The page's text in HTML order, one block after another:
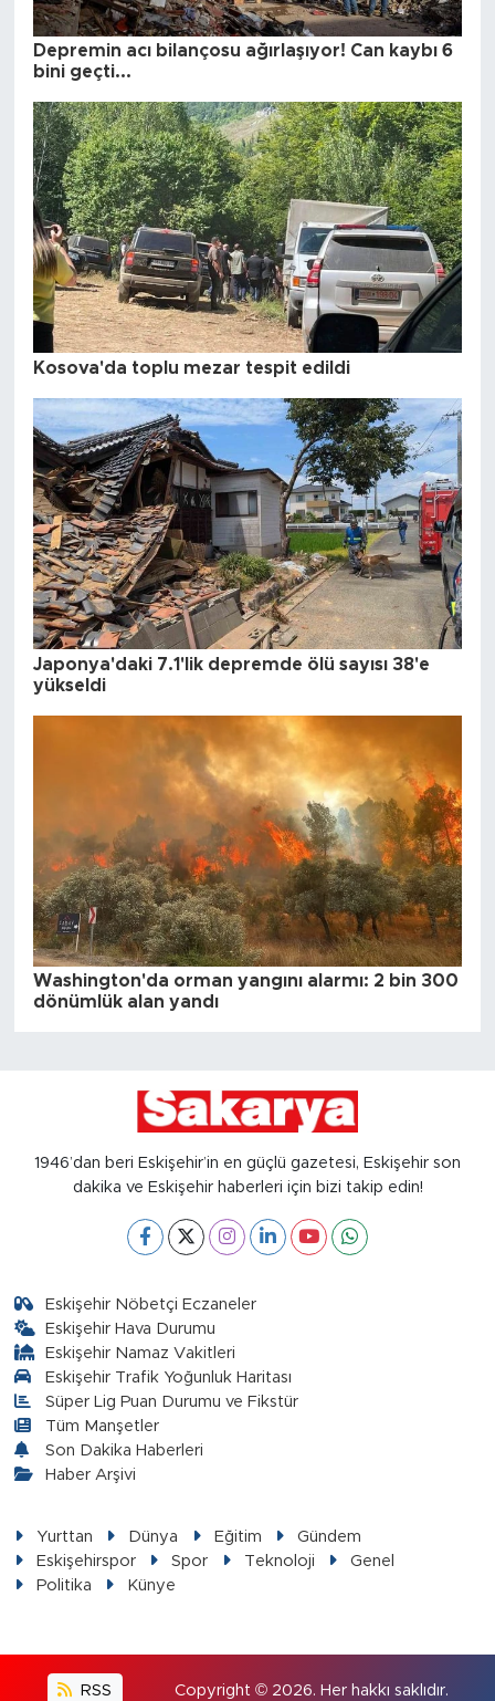
Depremin acı bilançosu ağırlaşıyor! Can kaybı 6
bini geçti...
Kosova'da toplu mezar tespit edildi
Japonya'daki 7.1'lik depremde ölü sayısı 38'e
yükseldi
Washington'da orman yangını alarmı: 2 bin 300
dönümlük alan yandı
1946’dan beri Eskişehir’in en güçlü gazetesi, Eskişehir son
dakika ve Eskişehir haberleri için bizi takip edin!
Eskişehir Nöbetçi Eczaneler
Eskişehir Hava Durumu
Eskişehir Namaz Vakitleri
Eskişehir Trafik Yoğunluk Haritası
Süper Lig Puan Durumu ve Fikstür
Tüm Manşetler
Son Dakika Haberleri
Haber Arşivi
Yurttan Dünya Eğitim
Gündem
Eskişehirspor
Spor Teknoloji
Genel
Politika
Künye
RSS Copyright © 2026. Her hakkı saklıdır.